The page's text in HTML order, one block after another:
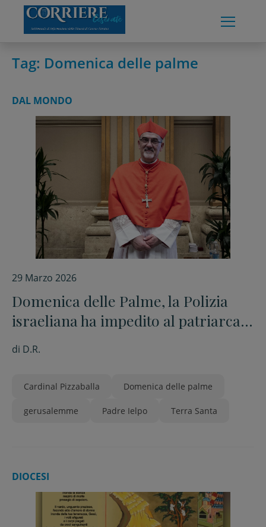
content
Tag: Domenica delle palme
DAL MONDO
29 Marzo 2026
Domenica delle Palme, la Polizia
israeliana ha impedito al patriarca
Pizzaballa di entrare al Santo
Sepolcro per celebrare la Messa
di D.R.
Cardinal Pizzaballa Domenica delle palme
gerusalemme Padre Ielpo Terra Santa
DIOCESI